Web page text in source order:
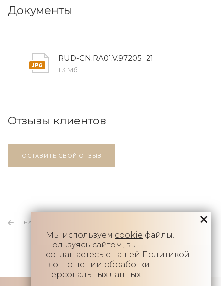
Документы
RUD-CN.RA01.V.97205_21
1.3 Мб
Отзывы клиентов
ОСТАВИТЬ СВОЙ ОТЗЫВ
НАЗАД К СПИСКУ
Мы используем cookie файлы.
Пользуясь сайтом, вы
соглашаетесь с нашей Политикой
в отношении обработки
персональных данных